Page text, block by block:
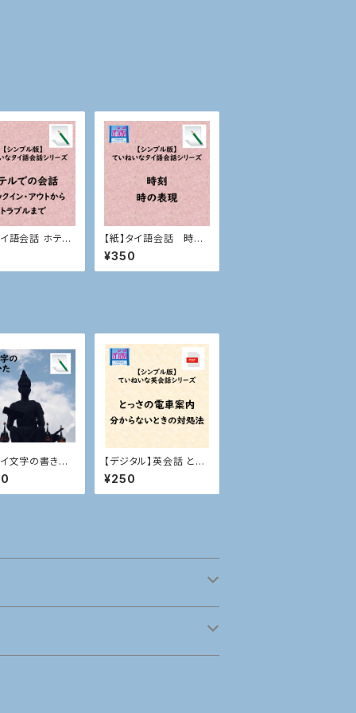
イ語会話 ホテル
【紙】タイ語会話 時刻、
時の表現
¥350
イ文字の書きか
【デジタル】英会話 とっ
さの電車案内
¥250